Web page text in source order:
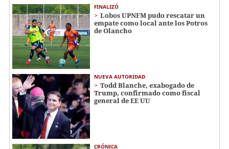
FINALIZÓ
Lobos UPNFM pudo rescatar un
empate como local ante los Potros
de Olancho
NUEVA AUTORIDAD
Todd Blanche, exabogado de
Trump, confirmado como fiscal
general de EE UU
CRÓNICA